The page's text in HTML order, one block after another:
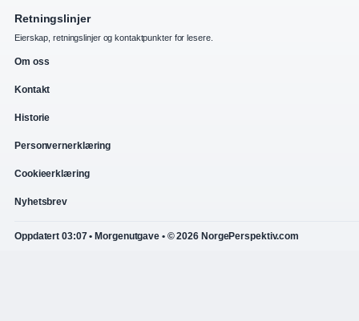
Retningslinjer
Eierskap, retningslinjer og kontaktpunkter for lesere.
Om oss
Kontakt
Historie
Personvernerklæring
Cookieerklæring
Nyhetsbrev
Oppdatert 03:07 • Morgenutgave • © 2026 NorgePerspektiv.com